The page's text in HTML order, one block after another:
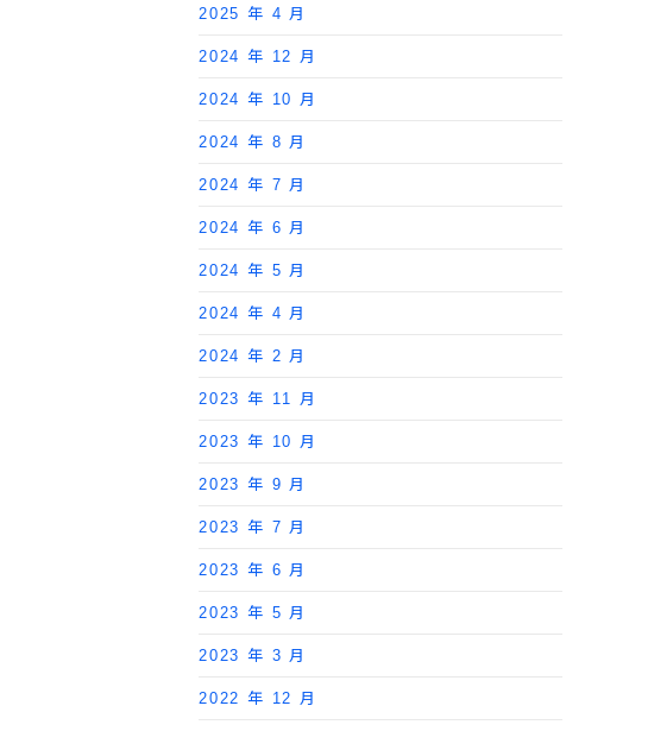
2025 年 4 月
2024 年 12 月
2024 年 10 月
2024 年 8 月
2024 年 7 月
2024 年 6 月
2024 年 5 月
2024 年 4 月
2024 年 2 月
2023 年 11 月
2023 年 10 月
2023 年 9 月
2023 年 7 月
2023 年 6 月
2023 年 5 月
2023 年 3 月
2022 年 12 月